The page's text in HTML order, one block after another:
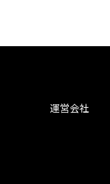
運営会社